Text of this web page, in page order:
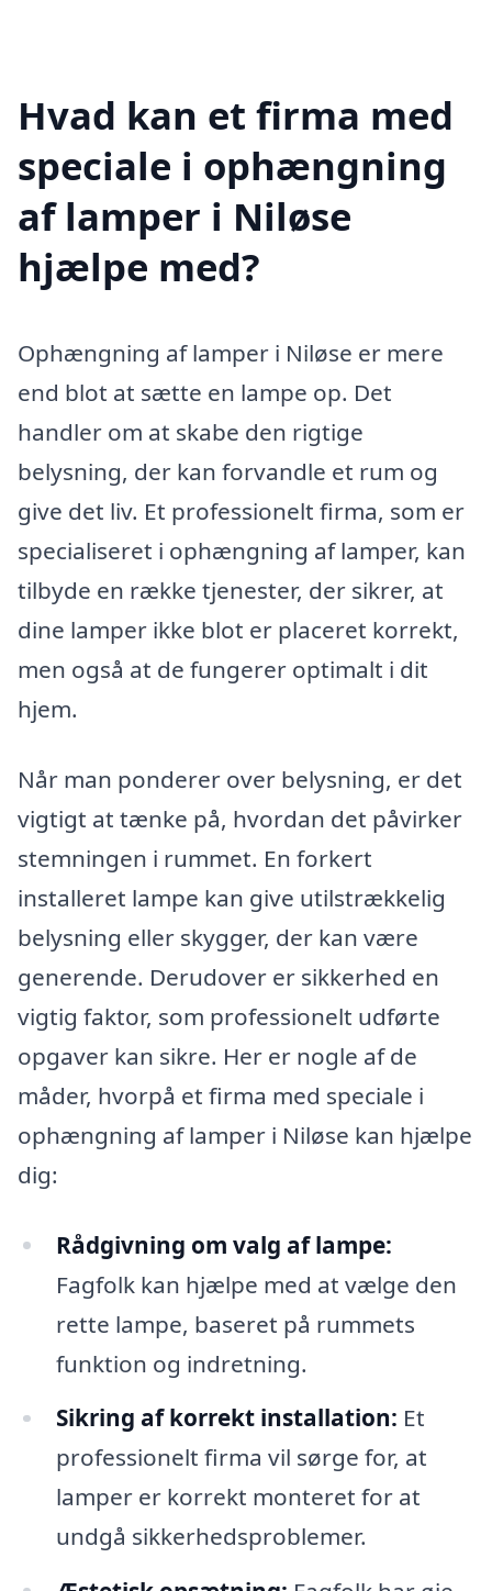
Hvad kan et firma med
speciale i ophængning
af lamper i Niløse
hjælpe med?
Ophængning af lamper i Niløse er mere
end blot at sætte en lampe op. Det
handler om at skabe den rigtige
belysning, der kan forvandle et rum og
give det liv. Et professionelt firma, som er
specialiseret i ophængning af lamper, kan
tilbyde en række tjenester, der sikrer, at
dine lamper ikke blot er placeret korrekt,
men også at de fungerer optimalt i dit
hjem.
Når man ponderer over belysning, er det
vigtigt at tænke på, hvordan det påvirker
stemningen i rummet. En forkert
installeret lampe kan give utilstrækkelig
belysning eller skygger, der kan være
generende. Derudover er sikkerhed en
vigtig faktor, som professionelt udførte
opgaver kan sikre. Her er nogle af de
måder, hvorpå et firma med speciale i
ophængning af lamper i Niløse kan hjælpe
dig:
Rådgivning om valg af lampe:
Fagfolk kan hjælpe med at vælge den
rette lampe, baseret på rummets
funktion og indretning.
Sikring af korrekt installation: Et
professionelt firma vil sørge for, at
lamper er korrekt monteret for at
undgå sikkerhedsproblemer.